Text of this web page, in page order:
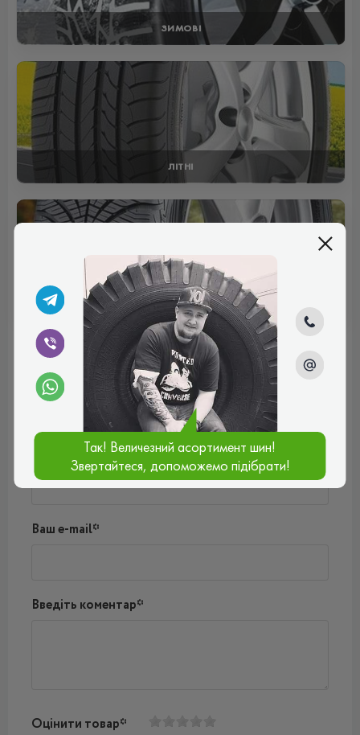
ЗИМОВІ
ЛІТНІ
ВСЕСЕЗОННІ
Відгуки (0)
Поки немає коментарів
Написати коментар
Ваш e-mail*
Введіть коментар*
Оцінити товар*
Так! Величезний асортимент шин!
Звертайтеся, допоможемо підібрати!